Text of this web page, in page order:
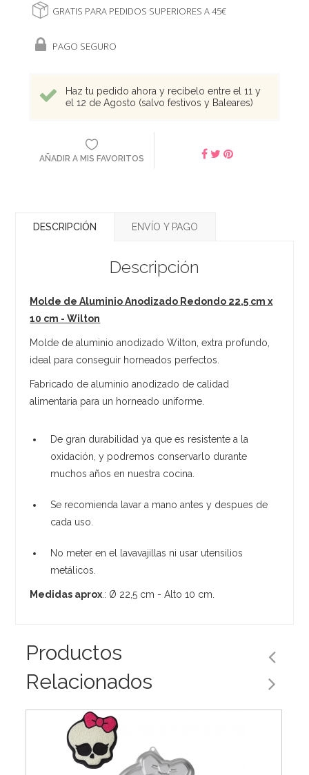
GRATIS PARA PEDIDOS SUPERIORES A 45€
PAGO SEGURO
Haz tu pedido ahora y recíbelo entre el 11 y
el 12 de Agosto (salvo festivos y Baleares)
AÑADIR A MIS FAVORITOS
DESCRIPCIÓN ENVÍO Y PAGO
Descripción
Molde de Aluminio Anodizado Redondo 22,5 cm x
10 cm - Wilton
Molde de aluminio anodizado Wilton, extra profundo,
ideal para conseguir horneados perfectos.
Fabricado de aluminio anodizado de calidad
alimentaria para un horneado uniforme.
De gran durabilidad ya que es resistente a la
oxidación, y podremos conservarlo durante
muchos años en nuestra cocina.
Se recomienda lavar a mano antes y despues de
cada uso.
No meter en el lavavajillas ni usar utensilios
metálicos.
Medidas aprox .: Ø 22,5 cm - Alto 10 cm.
Productos
Relacionados